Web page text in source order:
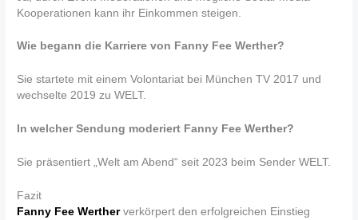
Kooperationen kann ihr Einkommen steigen.
Wie begann die Karriere von Fanny Fee Werther?
Sie startete mit einem Volontariat bei München TV 2017 und
wechselte 2019 zu WELT.
In welcher Sendung moderiert Fanny Fee Werther?
Sie präsentiert „Welt am Abend“ seit 2023 beim Sender WELT.
Fazit
Fanny Fee Werther verkörpert den erfolgreichen Einstieg